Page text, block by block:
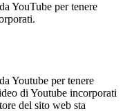
YouTube per tenere
Youtube per tenere
di Youtube incorporati
del sito web sta